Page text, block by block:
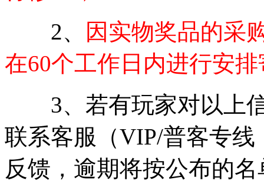
2、
因实物奖品的采
在60个工作日内进行安
3、若有玩家对以上信
联系客服（VIP/普客专线
反馈，逾期将按公布的